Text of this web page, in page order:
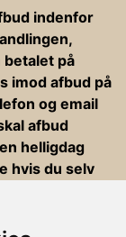
indenfor
på
imod afbud på
og email
afbud
helligdag
hvis du selv
ind og ud af